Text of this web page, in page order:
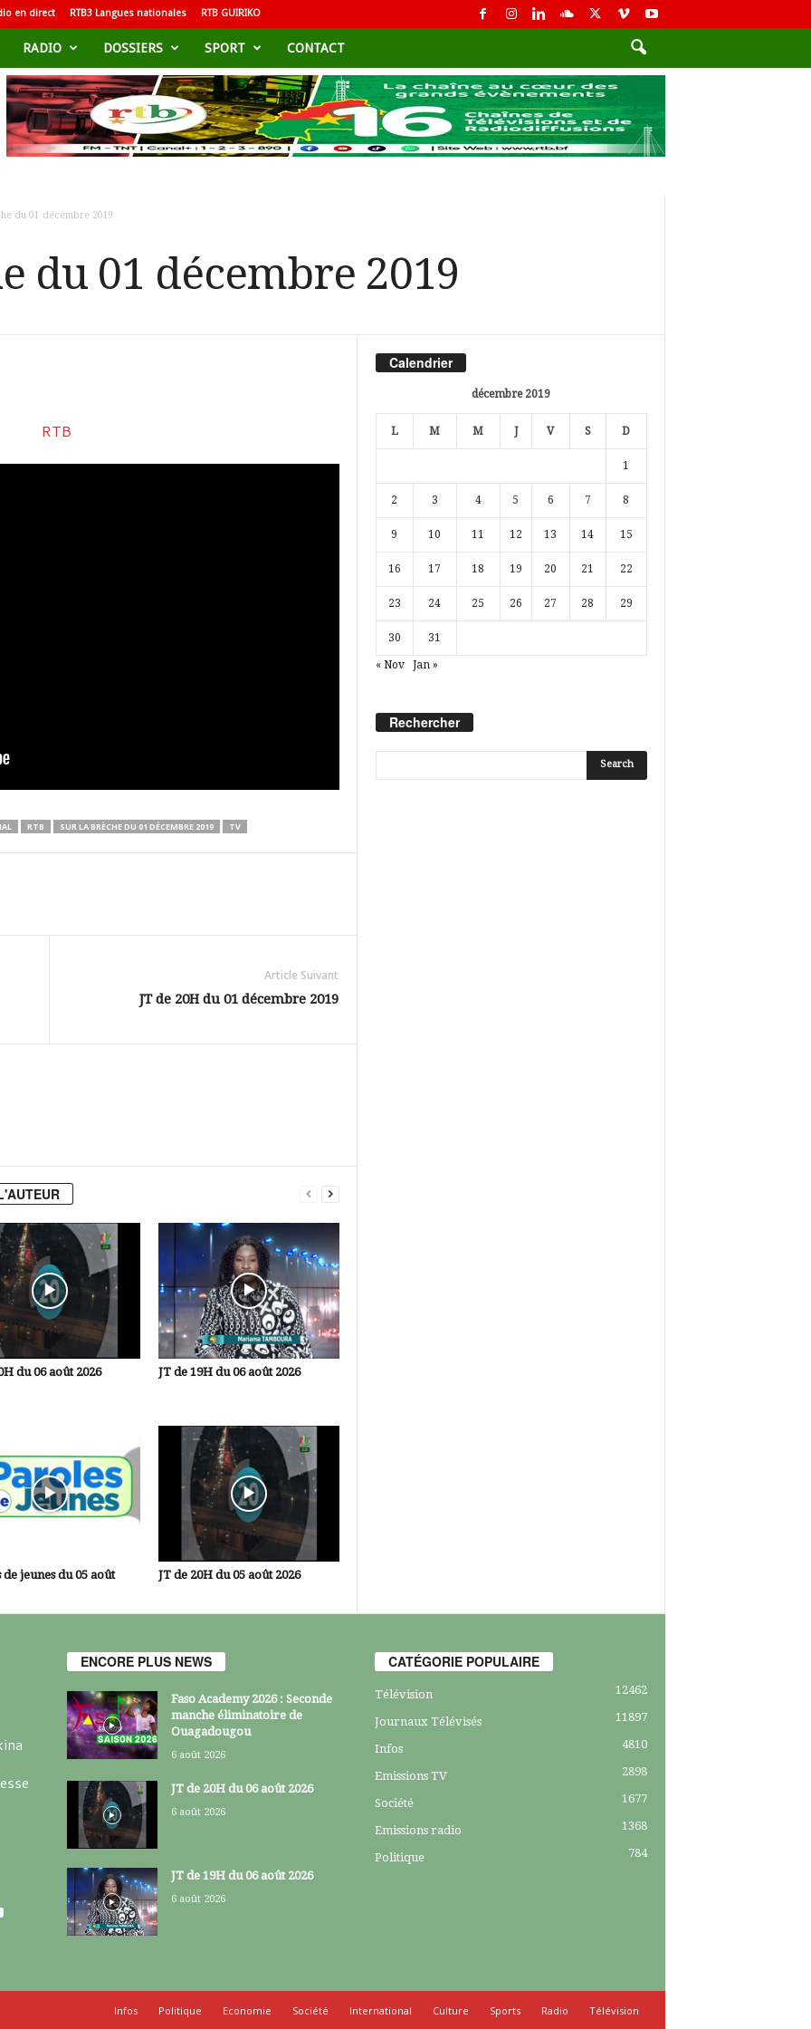
en direct RTB3 Langues nationales RTB GUIRIKO
RADIO DOSSIERS SPORT CONTACT
du 01 décembre 2019
du 01 décembre 2019
RTB SUR LA BRÈCHE DU 01 DÉCEMBRE 2019 TV
Article Suivant
JT de 20H du 01 décembre 2019
du 06 août 2026 JT de 19H du 06 août 2026
de jeunes du 05 août
JT de 20H du 05 août 2026
Calendrier
décembre 2019
L M M J V S D
1
2 3 4 5 6 7 8
9 10 11 12 13 14 15
16 17 18 19 20 21 22
23 24 25 26 27 28 29
30 31
« Nov Jan »
Rechercher
ENCORE PLUS NEWS
Faso Academy 2026 : Seconde
manche éliminatoire de
Ouagadougou
6 août 2026
JT de 20H du 06 août 2026
6 août 2026
JT de 19H du 06 août 2026
6 août 2026
CATÉGORIE POPULAIRE
Télévision 12462
Journaux Télévisés 11897
Infos 4810
Emissions TV 2898
Société 1677
Emissions radio 1368
Politique 784
Infos Politique Economie Société International Culture Sports Radio
Télévision